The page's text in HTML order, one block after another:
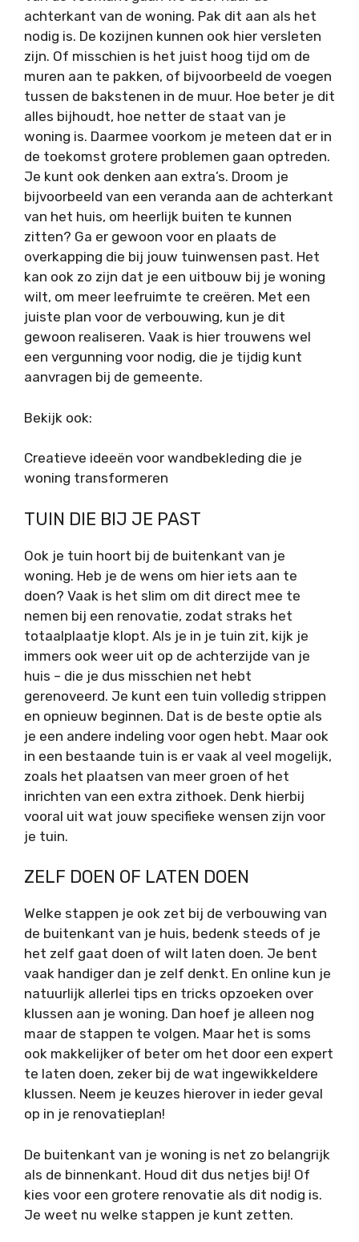
achterkant van de woning. Pak dit aan als het
nodig is. De kozijnen kunnen ook hier versleten
zijn. Of misschien is het juist hoog tijd om de
muren aan te pakken, of bijvoorbeeld de voegen
tussen de bakstenen in de muur. Hoe beter je dit
alles bijhoudt, hoe netter de staat van je
woning is. Daarmee voorkom je meteen dat er in
de toekomst grotere problemen gaan optreden.
Je kunt ook denken aan extra’s. Droom je
bijvoorbeeld van een veranda aan de achterkant
van het huis, om heerlijk buiten te kunnen
zitten? Ga er gewoon voor en plaats de
overkapping die bij jouw tuinwensen past. Het
kan ook zo zijn dat je een uitbouw bij je woning
wilt, om meer leefruimte te creëren. Met een
juiste plan voor de verbouwing, kun je dit
gewoon realiseren. Vaak is hier trouwens wel
een vergunning voor nodig, die je tijdig kunt
aanvragen bij de gemeente.
Bekijk ook:
Creatieve ideeën voor wandbekleding die je
woning transformeren
TUIN DIE BIJ JE PAST
Ook je tuin hoort bij de buitenkant van je
woning. Heb je de wens om hier iets aan te
doen? Vaak is het slim om dit direct mee te
nemen bij een renovatie, zodat straks het
totaalplaatje klopt. Als je in je tuin zit, kijk je
immers ook weer uit op de achterzijde van je
huis – die je dus misschien net hebt
gerenoveerd. Je kunt een tuin volledig strippen
en opnieuw beginnen. Dat is de beste optie als
je een andere indeling voor ogen hebt. Maar ook
in een bestaande tuin is er vaak al veel mogelijk,
zoals het plaatsen van meer groen of het
inrichten van een extra zithoek. Denk hierbij
vooral uit wat jouw specifieke wensen zijn voor
je tuin.
ZELF DOEN OF LATEN DOEN
Welke stappen je ook zet bij de verbouwing van
de buitenkant van je huis, bedenk steeds of je
het zelf gaat doen of wilt laten doen. Je bent
vaak handiger dan je zelf denkt. En online kun je
natuurlijk allerlei tips en tricks opzoeken over
klussen aan je woning. Dan hoef je alleen nog
maar de stappen te volgen. Maar het is soms
ook makkelijker of beter om het door een expert
te laten doen, zeker bij de wat ingewikkeldere
klussen. Neem je keuzes hierover in ieder geval
op in je renovatieplan!
De buitenkant van je woning is net zo belangrijk
als de binnenkant. Houd dit dus netjes bij! Of
kies voor een grotere renovatie als dit nodig is.
Je weet nu welke stappen je kunt zetten.